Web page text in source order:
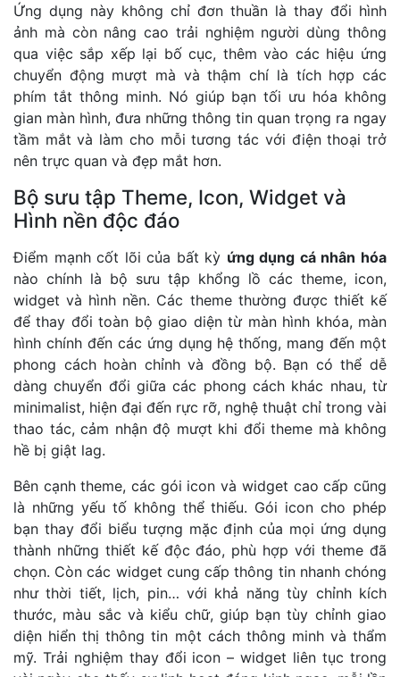
Ứng dụng này không chỉ đơn thuần là thay đổi hình
ảnh mà còn nâng cao trải nghiệm người dùng thông
qua việc sắp xếp lại bố cục, thêm vào các hiệu ứng
chuyển động mượt mà và thậm chí là tích hợp các
phím tắt thông minh. Nó giúp bạn tối ưu hóa không
gian màn hình, đưa những thông tin quan trọng ra ngay
tầm mắt và làm cho mỗi tương tác với điện thoại trở
nên trực quan và đẹp mắt hơn.
Bộ sưu tập Theme, Icon, Widget và
Hình nền độc đáo
Điểm mạnh cốt lõi của bất kỳ ứng dụng cá nhân hóa
nào chính là bộ sưu tập khổng lồ các theme, icon,
widget và hình nền. Các theme thường được thiết kế
để thay đổi toàn bộ giao diện từ màn hình khóa, màn
hình chính đến các ứng dụng hệ thống, mang đến một
phong cách hoàn chỉnh và đồng bộ. Bạn có thể dễ
dàng chuyển đổi giữa các phong cách khác nhau, từ
minimalist, hiện đại đến rực rỡ, nghệ thuật chỉ trong vài
thao tác, cảm nhận độ mượt khi đổi theme mà không
hề bị giật lag.
Bên cạnh theme, các gói icon và widget cao cấp cũng
là những yếu tố không thể thiếu. Gói icon cho phép
bạn thay đổi biểu tượng mặc định của mọi ứng dụng
thành những thiết kế độc đáo, phù hợp với theme đã
chọn. Còn các widget cung cấp thông tin nhanh chóng
như thời tiết, lịch, pin… với khả năng tùy chỉnh kích
thước, màu sắc và kiểu chữ, giúp bạn tùy chỉnh giao
diện hiển thị thông tin một cách thông minh và thẩm
mỹ. Trải nghiệm thay đổi icon – widget liên tục trong